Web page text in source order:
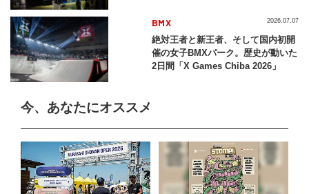
BMX
絶対王者と新王者、そして国内初開
催の女子BMXパーク。歴史が動いた
2日間「X Games Chiba 2026」
2026.07.07
今、あなたにオススメ